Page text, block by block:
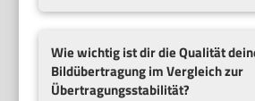
Wie wichtig ist dir die Qualität
Bildübertragung im Vergleich zur
Übertragungsstabilität?